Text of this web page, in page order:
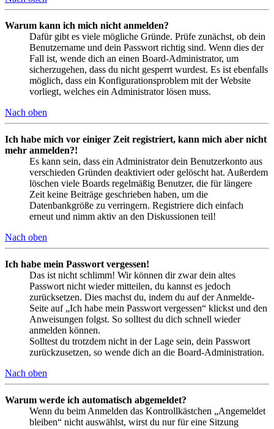
Warum kann ich mich nicht anmelden?
Dafür gibt es viele mögliche Gründe. Prüfe zunächst, ob dein
Benutzername und dein Passwort richtig sind. Wenn dies der
Fall ist, wende dich an einen Board-Administrator, um
sicherzugehen, dass du nicht gesperrt wurdest. Es ist ebenfalls
möglich, dass ein Konfigurationsproblem mit der Website
vorliegt, welches ein Administrator lösen muss.
Nach oben
Ich habe mich vor einiger Zeit registriert, kann mich aber nicht
mehr anmelden?!
Es kann sein, dass ein Administrator dein Benutzerkonto aus
verschieden Gründen deaktiviert oder gelöscht hat. Außerdem
löschen viele Boards regelmäßig Benutzer, die für längere
Zeit keine Beiträge geschrieben haben, um die
Datenbankgröße zu verringern. Registriere dich einfach
erneut und nimm aktiv an den Diskussionen teil!
Nach oben
Ich habe mein Passwort vergessen!
Das ist nicht schlimm! Wir können dir zwar dein altes
Passwort nicht wieder mitteilen, du kannst es jedoch
zurücksetzen. Dies machst du, indem du auf der Anmelde-
Seite auf „Ich habe mein Passwort vergessen“ klickst und den
Anweisungen folgst. So solltest du dich schnell wieder
anmelden können.
Solltest du trotzdem nicht in der Lage sein, dein Passwort
zurückzusetzen, so wende dich an die Board-Administration.
Nach oben
Warum werde ich automatisch abgemeldet?
Wenn du beim Anmelden das Kontrollkästchen „Angemeldet
bleiben“ nicht auswählst, wirst du nur für eine Sitzung